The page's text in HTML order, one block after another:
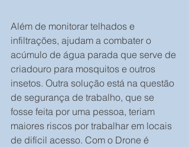
Além de monitorar telhados e
infiltrações, ajudam a combater o
acúmulo de água parada que serve de
criadouro para mosquitos e outros
insetos. Outra solução está na questão
de segurança de trabalho, que se
fosse feita por uma pessoa, teriam
maiores riscos por trabalhar em locais
de difícil acesso. Com o Drone é